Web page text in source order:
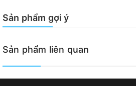
Sản phẩm gợi ý
Sản phẩm liên quan